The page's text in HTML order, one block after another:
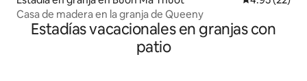
Casa de madera en la granja de Queeny
Estadías vacacionales en granjas con
patio